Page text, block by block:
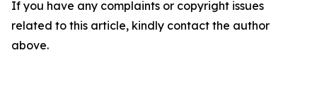
If you have any complaints or copyright issues
related to this article, kindly contact the author
above.